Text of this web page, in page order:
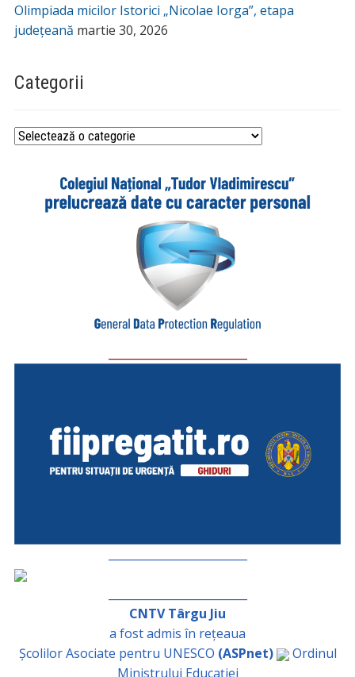
Olimpiada micilor Istorici „Nicolae Iorga”, etapa
județeană martie 30, 2026
Categorii
Categorii
CNTV Târgu Jiu
a fost admis în rețeaua
Școlilor Asociate pentru UNESCO (ASPnet)
Ordinul
Ministrului Educației